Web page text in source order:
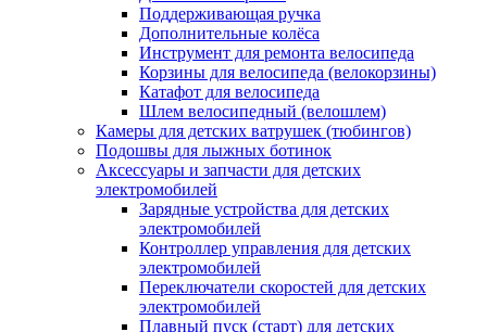
Поддерживающая ручка
Дополнительные колёса
Инструмент для ремонта велосипеда
Корзины для велосипеда (велокорзины)
Катафот для велосипеда
Шлем велосипедный (велошлем)
Камеры для детских ватрушек (тюбингов)
Подошвы для лыжных ботинок
Аксессуары и запчасти для детских
электромобилей
Зарядные устройства для детских
электромобилей
Контроллер управления для детских
электромобилей
Переключатели скоростей для детских
электромобилей
Плавный пуск (старт) для детских